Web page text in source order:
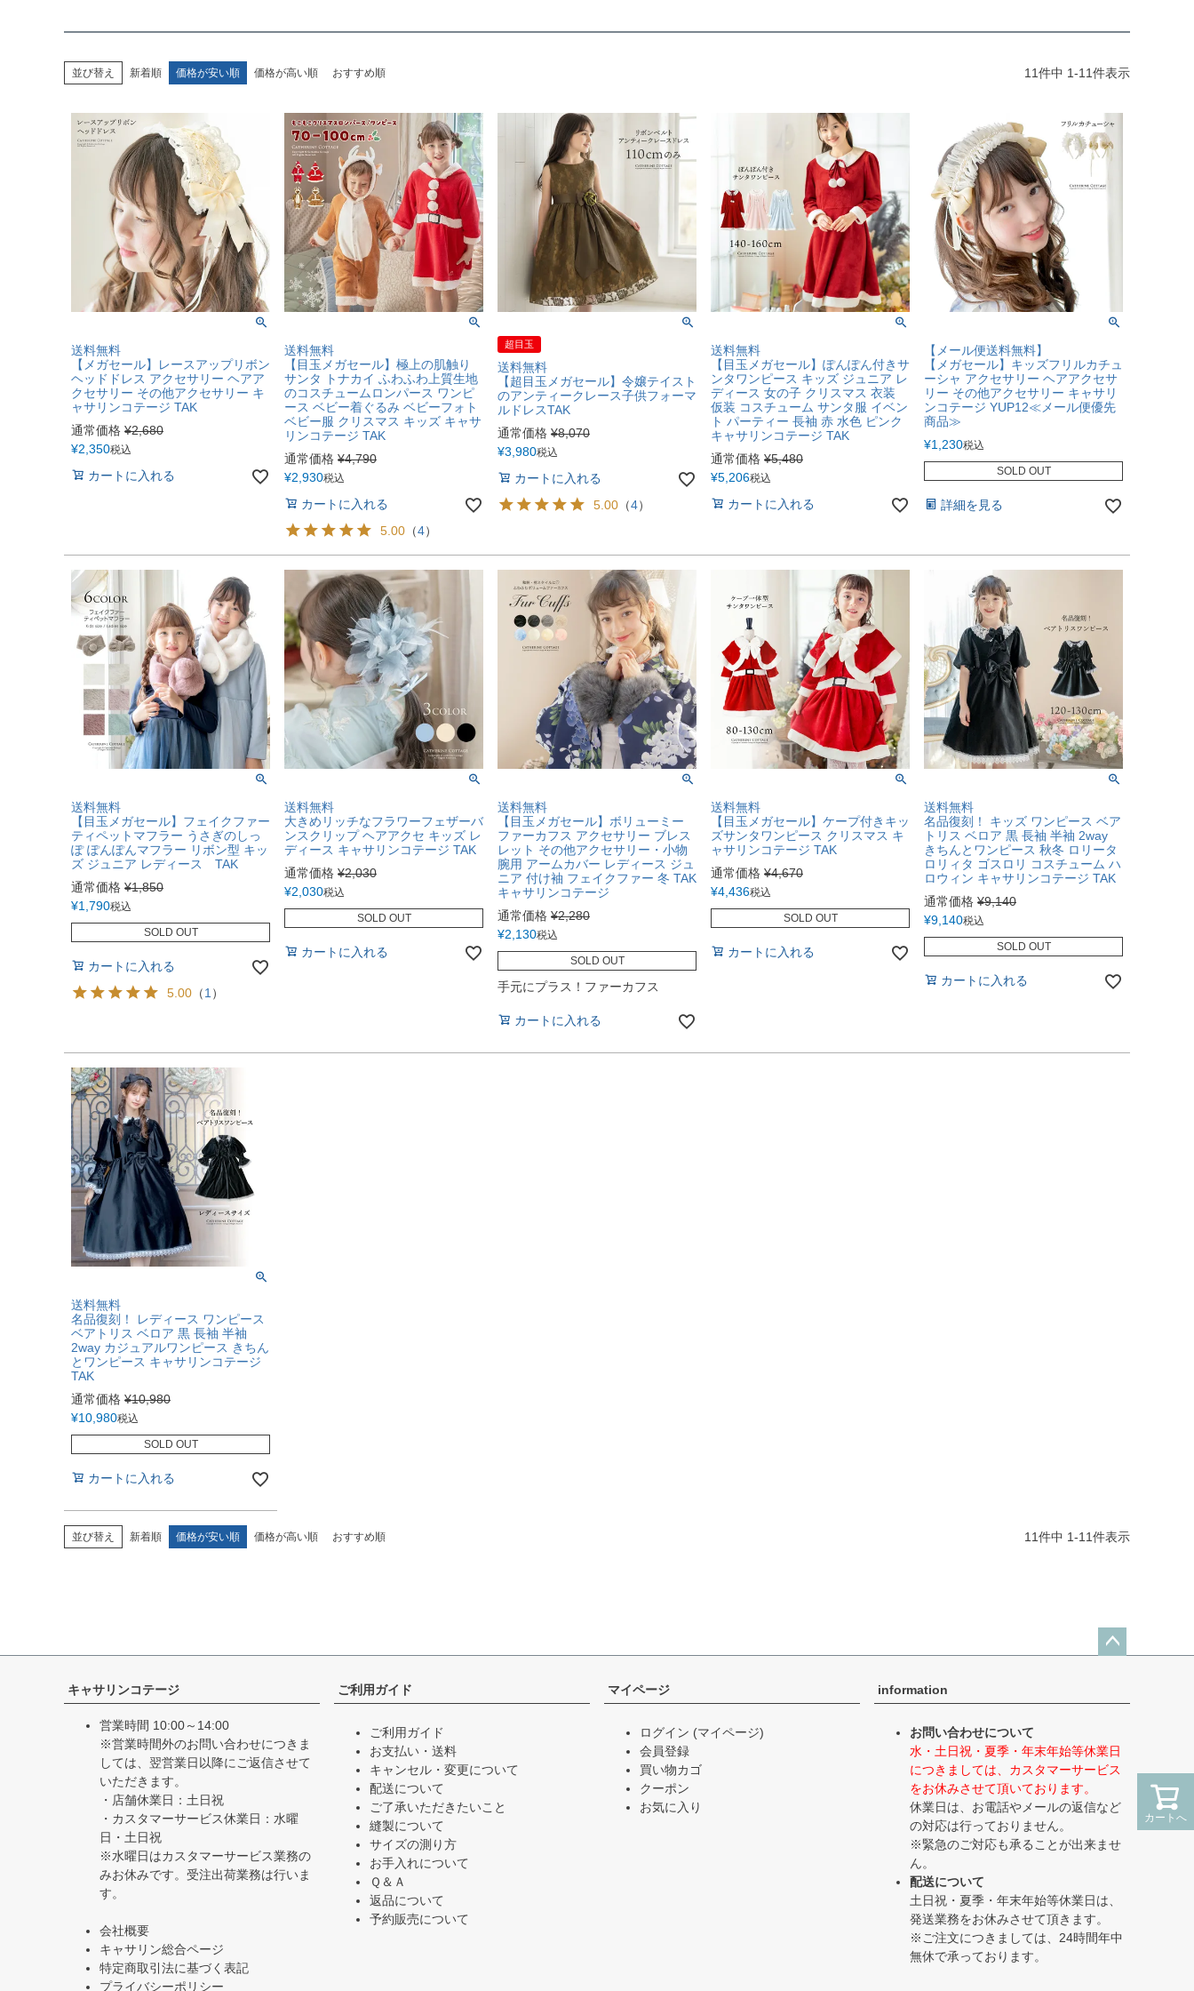
カートへ
並び替え 新着順 価格が安い順 価格が高い順 おすすめ順 11件中 1-11件表示
送料無料
【メガセール】レースアップリボン
ヘッドドレス アクセサリー ヘアア
クセサリー その他アクセサリー キ
ャサリンコテージ TAK
通常価格 ¥2,680
¥2,350税込
カートに入れる
送料無料
【目玉メガセール】極上の肌触り
サンタ トナカイ ふわふわ上質生地
のコスチュームロンパース ワンピ
ース ベビー着ぐるみ ベビーフォト
ベビー服 クリスマス キッズ キャサ
リンコテージ TAK
通常価格 ¥4,790
¥2,930税込
カートに入れる
5.00 （4）
超目玉
送料無料
【超目玉メガセール】令嬢テイスト
のアンティークレース子供フォーマ
ルドレスTAK
通常価格 ¥8,070
¥3,980税込
カートに入れる
5.00 （4）
送料無料
【目玉メガセール】ぽんぽん付きサ
ンタワンピース キッズ ジュニア レ
ディース 女の子 クリスマス 衣装
仮装 コスチューム サンタ服 イベン
ト パーティー 長袖 赤 水色 ピンク
キャサリンコテージ TAK
通常価格 ¥5,480
¥5,206税込
カートに入れる
【メール便送料無料】
【メガセール】キッズフリルカチュ
ーシャ アクセサリー ヘアアクセサ
リー その他アクセサリー キャサリ
ンコテージ YUP12≪メール便優先
商品≫
¥1,230税込
SOLD OUT
詳細を見る
送料無料
【目玉メガセール】フェイクファー
ティペットマフラー うさぎのしっ
ぽ ぽんぽんマフラー リボン型 キッ
ズ ジュニア レディース TAK
通常価格 ¥1,850
¥1,790税込
SOLD OUT
カートに入れる
5.00 （1 ）
送料無料
大きめリッチなフラワーフェザーバ
ンスクリップ ヘアアクセ キッズ レ
ディース キャサリンコテージ TAK
通常価格 ¥2,030
¥2,030税込
SOLD OUT
カートに入れる
送料無料
【目玉メガセール】ボリューミー
ファーカフス アクセサリー ブレス
レット その他アクセサリー・小物
腕用 アームカバー レディース ジュ
ニア 付け袖 フェイクファー 冬 TAK
キャサリンコテージ
通常価格 ¥2,280
¥2,130税込
SOLD OUT
手元にプラス！ファーカフス
カートに入れる
送料無料
【目玉メガセール】ケープ付きキッ
ズサンタワンピース クリスマス キ
ャサリンコテージ TAK
通常価格 ¥4,670
¥4,436税込
SOLD OUT
カートに入れる
送料無料
名品復刻！ キッズ ワンピース ベア
トリス ベロア 黒 長袖 半袖 2way
きちんとワンピース 秋冬 ロリータ
ロリィタ ゴスロリ コスチューム ハ
ロウィン キャサリンコテージ TAK
通常価格 ¥9,140
¥9,140税込
SOLD OUT
カートに入れる
送料無料
名品復刻！ レディース ワンピース
ベアトリス ベロア 黒 長袖 半袖
2way カジュアルワンピース きちん
とワンピース キャサリンコテージ
TAK
通常価格 ¥10,980
¥10,980税込
SOLD OUT
カートに入れる
並び替え 新着順 価格が安い順 価格が高い順 おすすめ順 11件中 1-11件表示
カートへ
ップ
キャサリンコテージ
営業時間 10:00～14:00
※営業時間外のお問い合わせにつきま
しては、翌営業日以降にご返信させて
いただきます。
・店舗休業日：土日祝
・カスタマーサービス休業日：水曜
日・土日祝
※水曜日はカスタマーサービス業務の
みお休みです。受注出荷業務は行いま
す。
会社概要
キャサリン総合ページ
特定商取引法に基づく表記
プライバシーポリシー
ご利用ガイド
ご利用ガイド
お支払い・送料
キャンセル・変更について
配送について
ご了承いただきたいこと
縫製について
サイズの測り方
お手入れについて
Ｑ＆Ａ
返品について
予約販売について
マイページ
ログイン (マイページ)
会員登録
買い物カゴ
クーポン
お気に入り
information
お問い合わせについて
水・土日祝・夏季・年末年始等休業日
につきましては、カスタマーサービス
をお休みさせて頂いております。
休業日は、お電話やメールの返信など
の対応は行っておりません。
※緊急のご対応も承ることが出来ませ
ん。
配送について
土日祝・夏季・年末年始等休業日は、
発送業務をお休みさせて頂きます。
※ご注文につきましては、24時間年中
無休で承っております。